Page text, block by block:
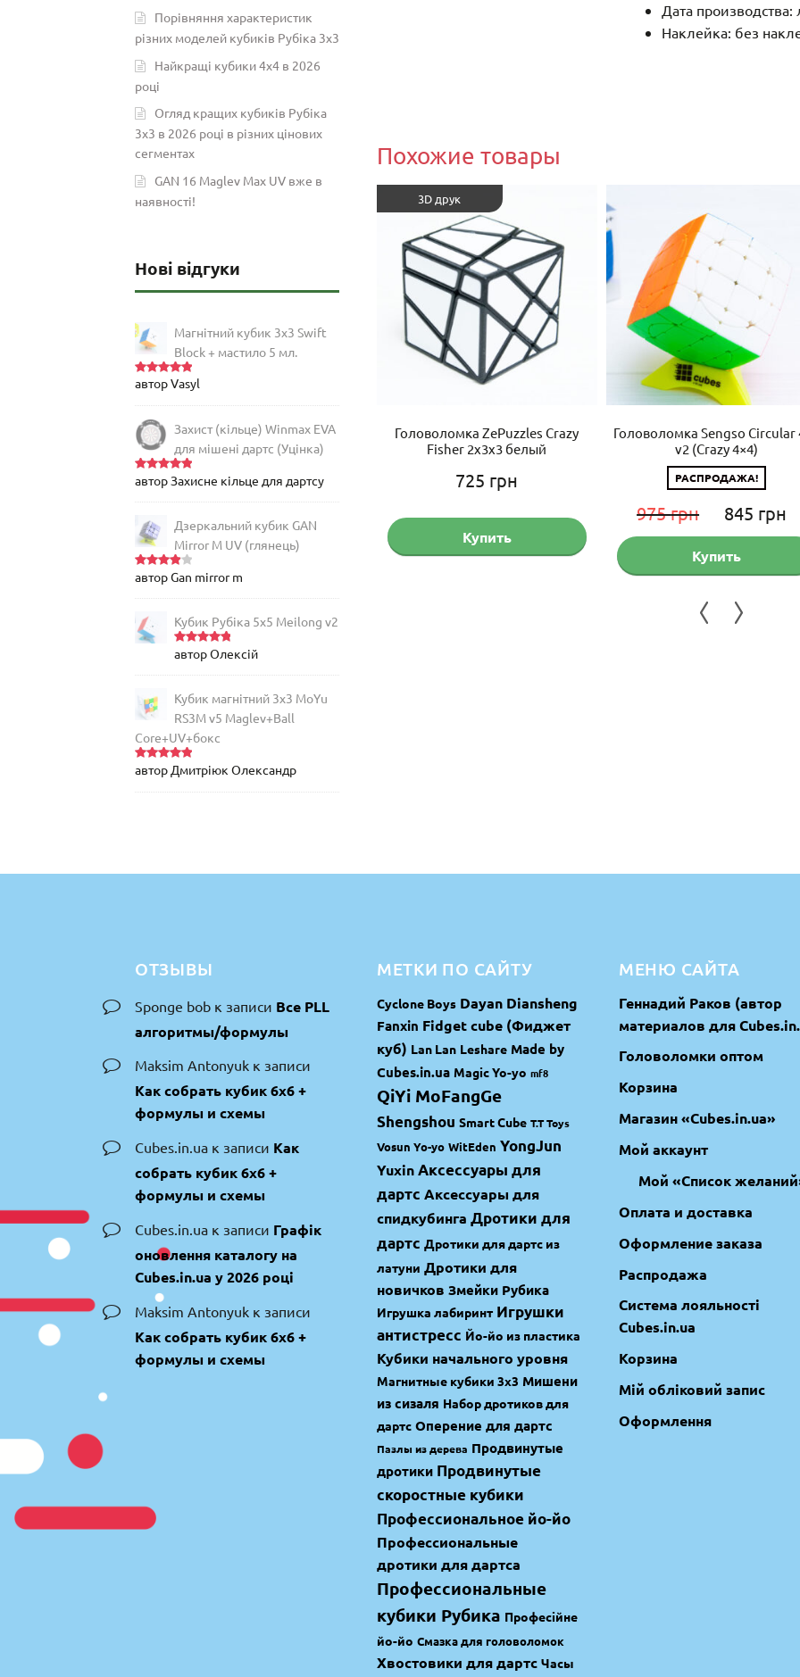
Дата производства:
Наклейка: без
Похожие товары
Головоломка YuXin Icosahedron
Petal Plus
1,455грн
Купить
Головоломка ZePuzzles Crazy
Fisher 2x3x3 белый
725 грн
3D друк
Купить
Головоломка Sengso Circular
v2 (Crazy 4×4)
РАСПРОДАЖА!
975грн
цена
составляла
975 грн.
845 грн
Купить
Порівняння характеристик
різних моделей кубиків Рубіка 3х3
Найкращі кубики 4х4 в 2026
році
Огляд кращих кубиків Рубіка
3х3 в 2026 році в різних цінових
сегментах
GAN 16 Maglev Max UV вже в
наявності!
Нові відгуки
Магнітний кубик 3х3 Swift
Block + мастило 5 мл.
Оцінено
автор Vasyl
Захист (кільце) Winmax EVA
для мішені дартс (Уцінка)
Оцінено
автор Захисне кільце для дартсу
Дзеркальний кубик GAN
Mirror M UV (глянець)
Оцінен
5
автор Gan mirror m
Кубик Рубіка 5x5 Meilong v2
Оцінено
автор Олексій
Кубик магнітний 3х3 MoYu
RS3M v5 Maglev+Ball
Core+UV+бокс
Оцінено
автор Дмитріюк Олександр
ОТЗЫВЫ
Sponge bobк записи Все PLL
алгоритмы/формулы
Maksim Antonyukк записи
Как собрать кубик 6х6 +
формулы и схемы
Cubes.in.uaк записи Как
собрать кубик 6х6 +
формулы и схемы
Cubes.in.uaк записи Графік
оновлення каталогу на
Cubes.in.ua у 2026 році
Maksim Antonyukк записи
Как собрать кубик 6х6 +
формулы и схемы
МЕТКИ ПО САЙТУ
Cyclone Boys Dayan Diansheng
Fanxin Fidget cube (Фиджет
куб) Lan Lan Leshare Made by
Cubes.in.ua Magic Yo-yo mf8
QiYi MoFangGe
Shengshou Smart Cube T.T Toys
Vosun Yo-yo WitEden YongJun
YuxinАксессуары для
дартс Аксессуары для
спидкубинга Дротики для
дартс Дротики для дартс из
латуни Дротики для
новичков Змейки Рубика
Игрушка лабиринт Игрушки
антистресс Йо-йо из пластика
Кубики начального уровня
Магнитные кубики 3х3 Мишени
из сизаля Набор дротиков для
дартс Оперение для дартс
Пазлы из дерева Продвинутые
дротики Продвинутые
скоростные кубики
Профессиональное йо-йо
Профессиональные
дротики для дартса
Профессиональные
кубики Рубика Професійне
йо-йо Смазка для головоломок
Хвостовики для дартс Часы
МЕНЮ САЙТА
Геннадий Раков (автор
материалов для
Головоломки оптом
Корзина
Магазин «Cubes.in.ua»
Мой аккаунт
Мой «Список
Оплата и доставка
Оформление заказа
Распродажа
Система лояльності
Cubes.in.ua
Корзина
Мій обліковий запис
Оформлення